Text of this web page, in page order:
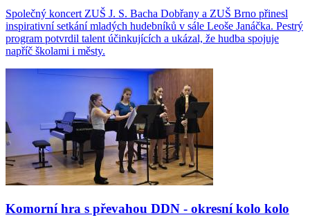
Společný koncert ZUŠ J. S. Bacha Dobřany a ZUŠ Brno přinesl
inspirativní setkání mladých hudebníků v sále Leoše Janáčka. Pestrý
program potvrdil talent účinkujících a ukázal, že hudba spojuje
napříč školami i městy.
Komorní hra s převahou DDN - okresní kolo kolo